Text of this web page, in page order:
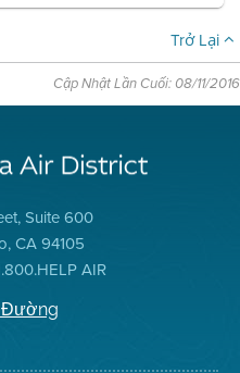
Trở Lại
Cập Nhật Lần Cuối: 08/11/2016
Suite 600
CA 94105
AIR
Đường